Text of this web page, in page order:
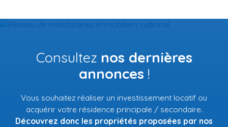
Consultez nos dernières
annonces !
Vous souhaitez réaliser un investissement locatif ou
acquérir votre résidence principale / secondaire.
Découvrez donc les propriétés proposées par nos